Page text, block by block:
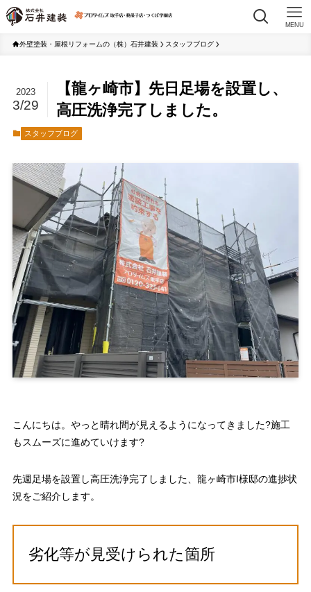
MENU
外壁塗装・屋根リフォームの（株）石井建装 スタッフブログ
【龍ヶ崎市】先日足場を設置し、
高圧洗浄完了しました。
2023
3/29
スタッフブログ
こんにちは。やっと晴れ間が見えるようになってきました?施工
もスムーズに進めていけます?
先週足場を設置し高圧洗浄完了しました、龍ヶ崎市I様邸の進捗状
況をご紹介します。
劣化等が見受けられた箇所